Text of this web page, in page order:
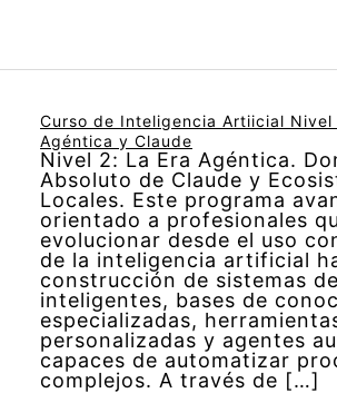
Curso de Inteligencia Artiicial Nivel
Agéntica y Claude
Nivel 2: La Era Agéntica.
Absoluto de Claude y
Locales. Este programa
orientado a profesionales
evolucionar desde el uso
de la inteligencia artificial
construcción de sistemas
inteligentes, bases de
especializadas,
personalizadas y agentes
capaces de automatizar
complejos. A través de […]